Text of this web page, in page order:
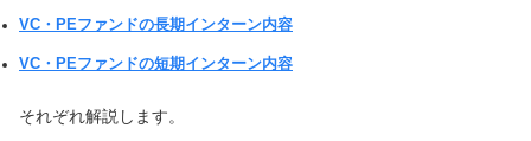
VC・PEファンドの長期インターン内容
VC・PEファンドの短期インターン内容
それぞれ解説します。